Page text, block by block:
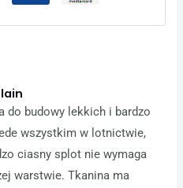
do budowy lekkich i bardzo
wszystkim w lotnictwie,
ciasny splot nie wymaga
warstwie. Tkanina ma